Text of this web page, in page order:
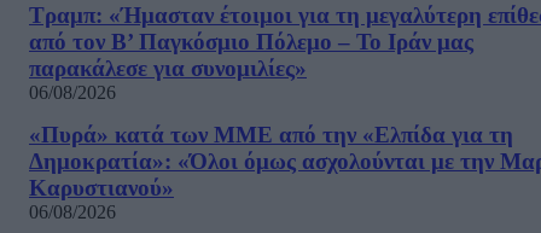
Τραμπ: «Ήμασταν έτοιμοι για τη μεγαλύτερη
από τον Β’ Παγκόσμιο Πόλεμο – Το Ιράν μας
παρακάλεσε για συνομιλίες»
06/08/2026
«Πυρά» κατά των ΜΜΕ από την «Ελπίδα για τη
Δημοκρατία»: «Όλοι όμως ασχολούνται με την
Καρυστιανού»
06/08/2026